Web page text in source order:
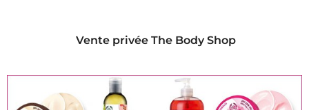
Vente privée The Body Shop